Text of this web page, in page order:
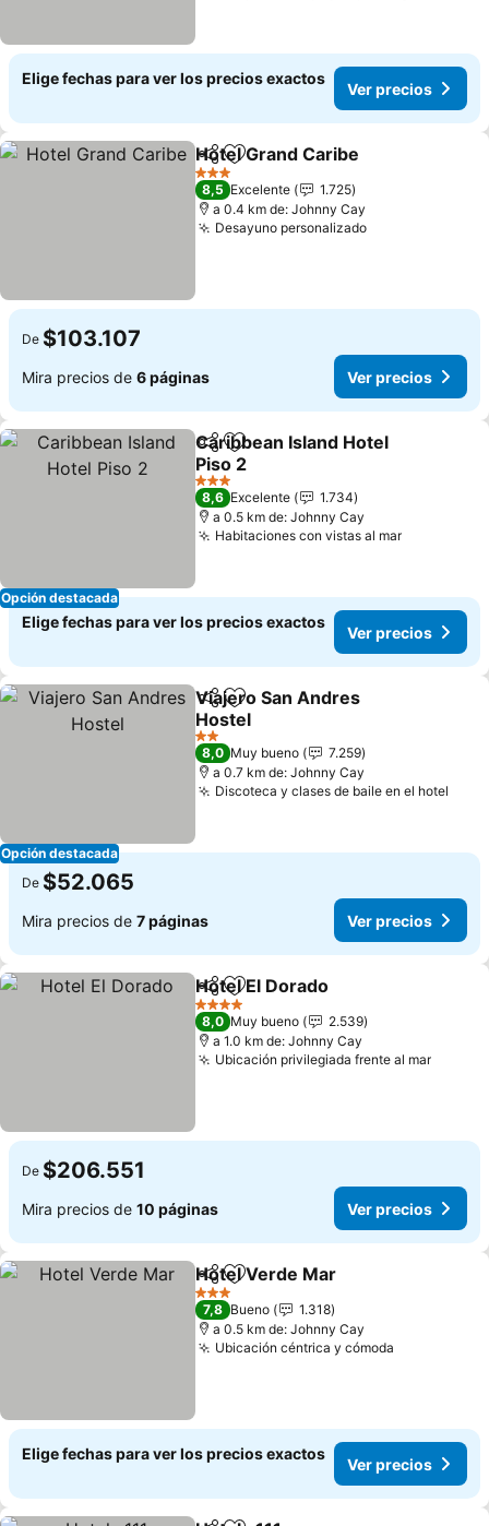
Elige fechas para ver los precios exactos
Ver precios
CompartirAgregar a favoritos
Hotel Grand Caribe
3 Estrellas
8,5 Excelente
1.725
a 0.4 km de: Johnny Cay
Desayuno personalizadoVer precios
De $103.107
Mira precios de 6 páginas Ver precios
Opción destacada
CompartirAgregar a favoritos
Caribbean Island Hotel
Piso 2
Ver precios
3 Estrellas
8,6 Excelente
1.734
a 0.5 km de: Johnny Cay
Habitaciones con vistas al marVer
Elige fechas para ver los precios exactos
Ver precios
Opción destacada
CompartirAgregar a favoritos
Viajero San Andres
Hostel
Ver precios
2 Estrellas
8,0 Muy bueno
7.259
a 0.7 km de: Johnny Cay
Discoteca y clases de baile en el hotel
De $52.065
Mira precios de 7 páginas Ver precios
CompartirAgregar a favoritos
Hotel El Dorado
4 Estrellas
8,0 Muy bueno
2.539
a 1.0 km de: Johnny Cay
Ubicación privilegiada frente al marVer
De $206.551
Mira precios de 10 páginas Ver precios
CompartirAgregar a favoritos
Hotel Verde Mar
3 Estrellas
7,8 Bueno
1.318
a 0.5 km de: Johnny Cay
Ubicación céntrica y cómoda
Elige fechas para ver los precios exactos
Ver precios